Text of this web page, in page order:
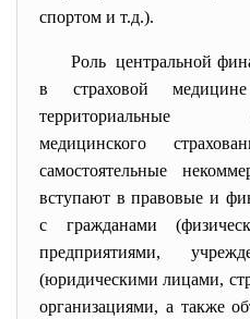
спортом и т.д.).
Роль центральной
в страховой
территориальные
медицинского
самостоятельные
вступают в правовые и
с гражданами
предприятиями,
(юридическими лицами,
организациями, а также